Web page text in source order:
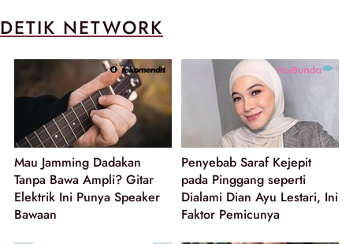
DETIK NETWORK
Mau Jamming Dadakan
Tanpa Bawa Ampli? Gitar
Elektrik Ini Punya Speaker
Bawaan
Penyebab Saraf Kejepit
pada Pinggang seperti
Dialami Dian Ayu Lestari, Ini
Faktor Pemicunya